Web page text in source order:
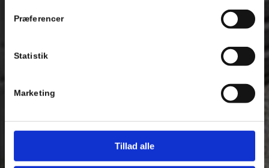
Præferencer
Statistik
Marketing
Tillad alle